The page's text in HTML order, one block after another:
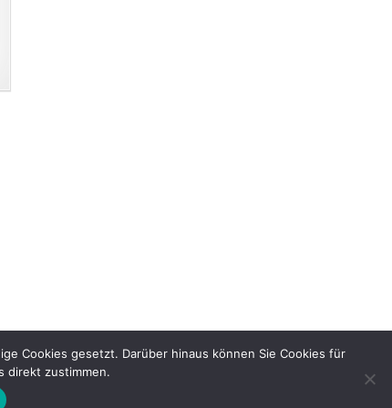
Cookies gesetzt. Darüber hinaus können Sie Cookies für
direkt zustimmen.